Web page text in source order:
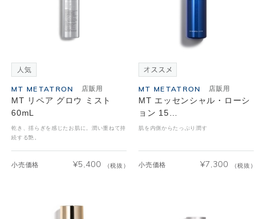
MT METATRON 店販用
MT リペア グロウ ミスト
60mL
乾き、揺らぎを感じたお肌に。潤い重ねて持
続する艶。
小売価格 ¥5,400 （税抜）
MT METATRON 店販用
MT エッセンシャル・ローシ
ョン 15…
肌を内側からたっぷり潤す
小売価格 ¥7,300 （税抜）